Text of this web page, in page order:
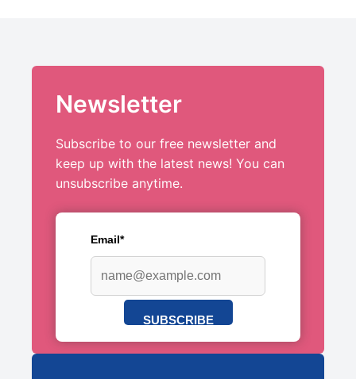
Newsletter
Subscribe to our free newsletter and
keep up with the latest news! You can
unsubscribe anytime.
Email*
SUBSCRIBE